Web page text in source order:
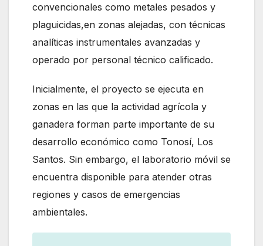
convencionales como metales pesados y
plaguicidas,en zonas alejadas, con técnicas
analíticas instrumentales avanzadas y
operado por personal técnico calificado.
Inicialmente, el proyecto se ejecuta en
zonas en las que la actividad agrícola y
ganadera forman parte importante de su
desarrollo económico como Tonosí, Los
Santos. Sin embargo, el laboratorio móvil se
encuentra disponible para atender otras
regiones y casos de emergencias
ambientales.